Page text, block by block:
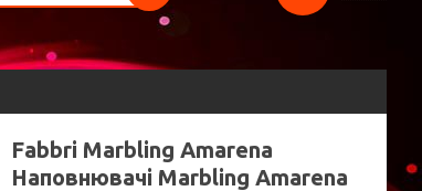
Fabbri Marbling Amarena
Наповнювачі Marbling Amarena